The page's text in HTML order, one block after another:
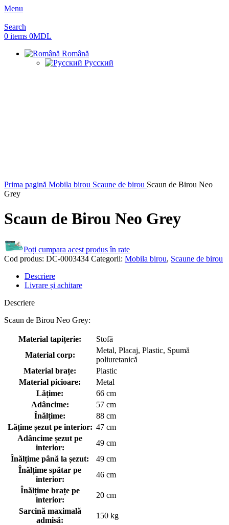
Menu
Search
0 items 0MDL
Română
Русский
Prima pagină Mobila birou Scaune de birou Scaun de Birou Neo
Grey
Scaun de Birou Neo Grey
Poți cumpara acest produs în rate
Cod produs: DC-0003434 Categorii: Mobila birou, Scaune de birou
Descriere
Livrare și achitare
Descriere
Scaun de Birou Neo Grey:
Material tapițerie:
Stofă
Material corp:
Metal, Placaj, Plastic, Spumă
poliuretanică
Material brațe:
Plastic
Material picioare:
Metal
Lățime:
66 cm
Adâncime:
57 cm
Înălțime:
88 cm
Lățime șezut pe interior: 47 cm
Adâncime șezut pe
interior:
49 cm
Înălțime până la șezut:
49 cm
Înălțime spătar pe
interior:
46 cm
Înălțime brațe pe
interior:
20 cm
Sarcină maximală
admisă:
150 kg